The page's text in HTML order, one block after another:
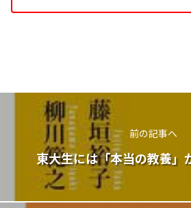
前の記事へ
東大生には「本当の教養」